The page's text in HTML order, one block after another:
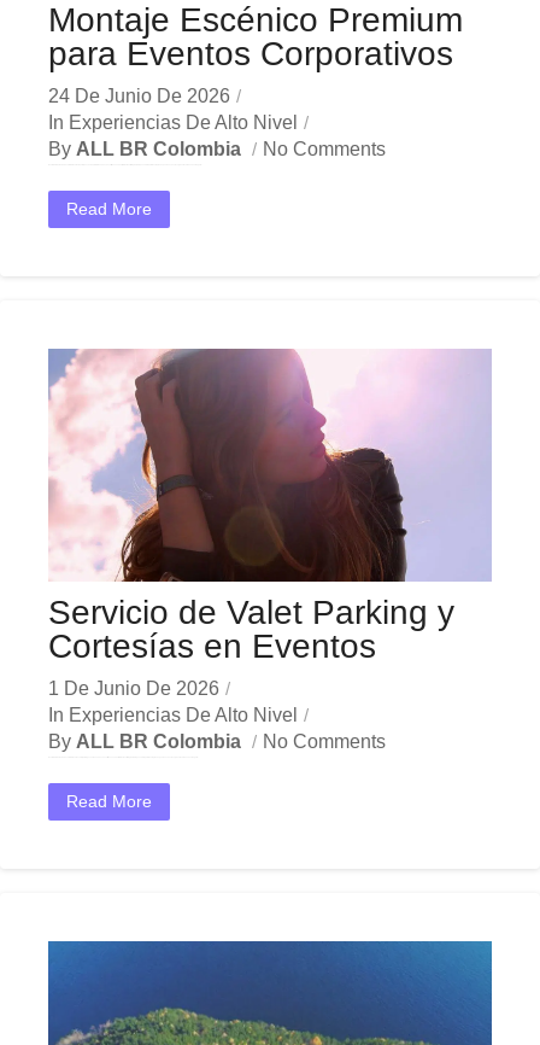
Montaje Escénico Premium
para Eventos Corporativos
24 De Junio De 2026
In Experiencias De Alto Nivel
By ALL BR Colombia No Comments
Read More
Servicio de Valet Parking y
Cortesías en Eventos
1 De Junio De 2026
In Experiencias De Alto Nivel
By ALL BR Colombia No Comments
Read More